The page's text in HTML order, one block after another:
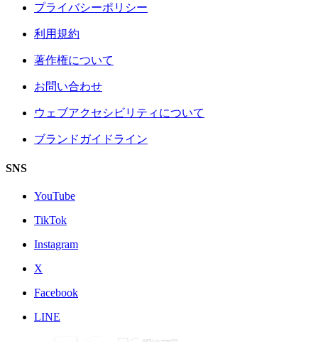
プライバシーポリシー
利用規約
著作権について
お問い合わせ
ウェブアクセシビリティについて
ブランドガイドライン
SNS
YouTube
TikTok
Instagram
X
Facebook
LINE